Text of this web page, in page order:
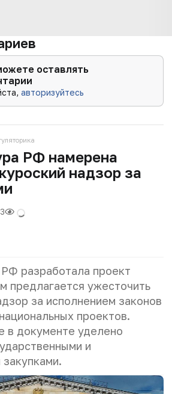
оставлять
авторизуйтесь
РФ намерена
надзор за
разработала проект
предлагается ужесточить
за исполнением законов
проектов.
в документе уделено
и